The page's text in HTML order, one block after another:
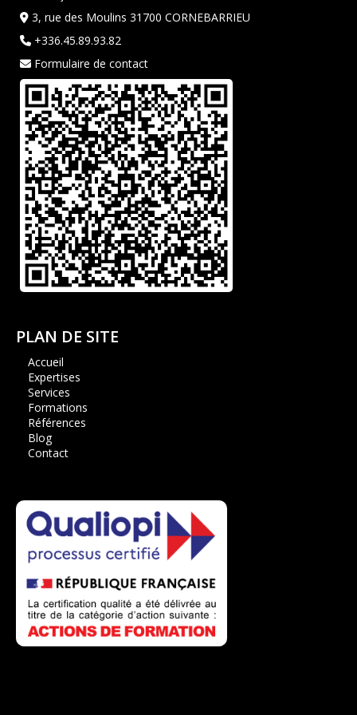
3, rue des Moulins 31700 CORNEBARRIEU
+336.45.89.93.82
Formulaire de contact
PLAN DE SITE
Accueil
Expertises
Services
Formations
Références
Blog
Contact